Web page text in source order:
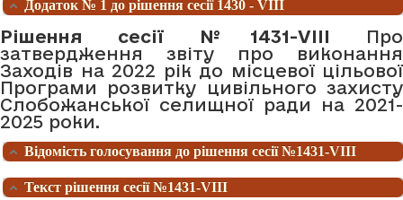
Додаток № 1 до рішення сесії 1430 - VIII
Рішення сесії №1431-VIII Про
затвердження звіту про виконання
Заходів на 2022 рік до місцевої цільової
Програми розвитку цивільного захисту
Слобожанської селищної ради на 2021-
2025 роки.
Відомість голосування до рішення сесії №1431-VIII
Текст рішення сесії №1431-VIII